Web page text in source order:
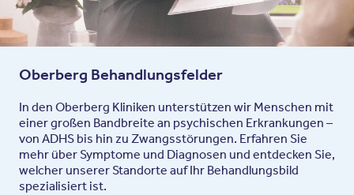
Oberberg Behandlungsfelder
In den Oberberg Kliniken unterstützen wir Menschen mit
einer großen Bandbreite an psychischen Erkrankungen –
von ADHS bis hin zu Zwangsstörungen. Erfahren Sie
mehr über Symptome und Diagnosen und entdecken Sie,
welcher unserer Standorte auf Ihr Behandlungsbild
spezialisiert ist.